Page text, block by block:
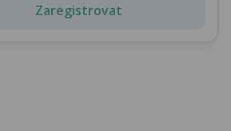
Zaregistrovat